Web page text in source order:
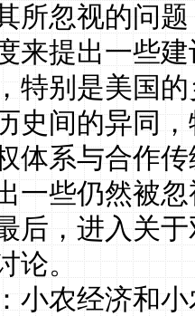
所忽视的问
来提出一些
特别是美国
史间的异同
体系与合作
一些仍然被
后，进入关
论。
小农经济和